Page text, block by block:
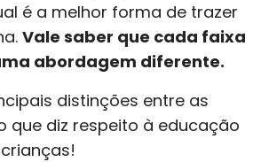
é a melhor forma de trazer
Vale saber que cada faixa
abordagem diferente.
distinções entre as
que diz respeito à educação